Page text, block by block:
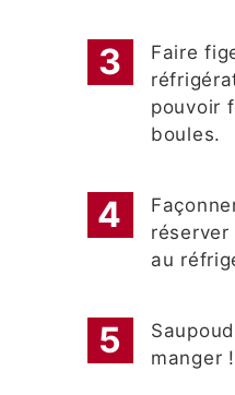
Faire
pouvoir
boules.
réserver
au
manger !